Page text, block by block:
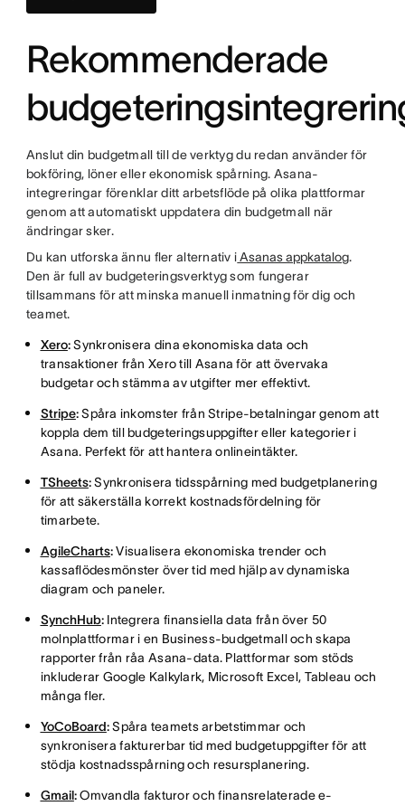
Rekommenderade
Anslut din budgetmall till de verktyg du redan använder för
bokföring, löner eller ekonomisk spårning. Asana-
integreringar förenklar ditt arbetsflöde på olika plattformar
genom att automatiskt uppdatera din budgetmall när
ändringar sker.
Du kan utforska ännu fler alternativ iAsanas appkatalog.
Den är full av budgeteringsverktyg som fungerar
tillsammans för att minska manuell inmatning för dig och
teamet.
Xero:Synkronisera dina ekonomiska data och
transaktioner från Xero till Asana för att övervaka
budgetar och stämma av utgifter mer effektivt.
Stripe:Spåra inkomster från Stripe-betalningar genom att
koppla dem till budgeteringsuppgifter eller kategorier i
Asana. Perfekt för att hantera onlineintäkter.
TSheets:Synkronisera tidsspårning med budgetplanering
för att säkerställa korrekt kostnadsfördelning för
timarbete.
AgileCharts:Visualisera ekonomiska trender och
kassaflödesmönster över tid med hjälp av dynamiska
diagram och paneler.
SynchHub: Integrera finansiella data från över 50
molnplattformar i en Business-budgetmall och skapa
rapporter från råa Asana-data. Plattformar som stöds
inkluderar Google Kalkylark, Microsoft Excel, Tableau och
många fler.
YoCoBoard:Spåra teamets arbetstimmar och
synkronisera fakturerbar tid med budgetuppgifter för att
stödja kostnadsspårning och resursplanering.
Gmail:Omvandla fakturor och finansrelaterade e-